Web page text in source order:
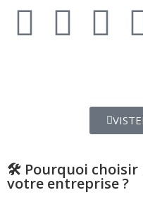
🛠️ Pourquoi choisir
votre entreprise ?